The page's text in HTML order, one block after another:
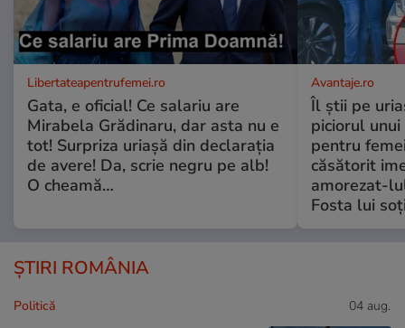
Libertateapentrufemei.ro
Gata, e oficial! Ce salariu are
Mirabela Grădinaru, dar asta nu e
tot! Surpriza uriașă din declarația
de avere! Da, scrie negru pe alb!
O cheamă…
Avantaje.ro
Îl știi pe
piciorul
pentru
căsătorit
amorezat-
Fosta lui
ȘTIRI ROMÂNIA
Politică 04 aug.